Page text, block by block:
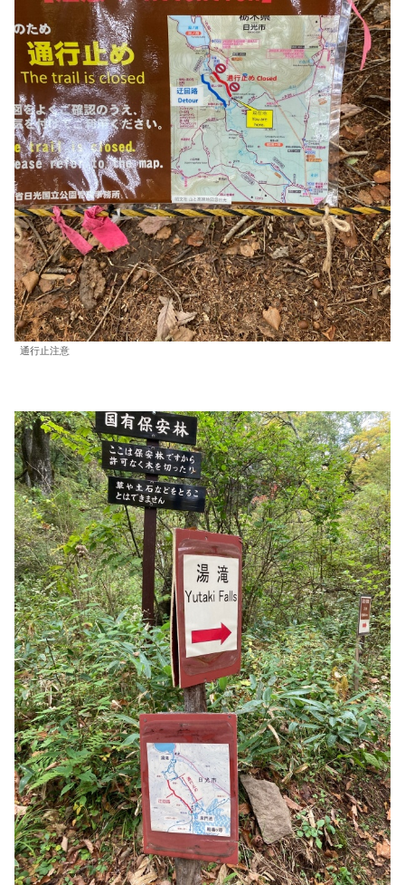
通行止注意